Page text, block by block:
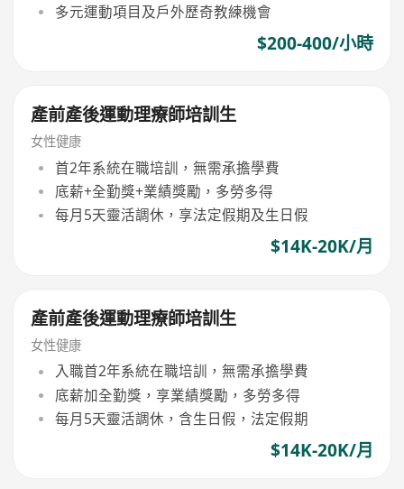
多元運動項目及戶外歷奇教練機會
$200-400/小時
產前產後運動理療師培訓生
女性健康
首2年系統在職培訓，無需承擔學費
底薪+全勤獎+業績獎勵，多勞多得
每月5天靈活調休，享法定假期及生日假
$14K-20K/月
產前產後運動理療師培訓生
女性健康
入職首2年系統在職培訓，無需承擔學費
底薪加全勤獎，享業績獎勵，多勞多得
每月5天靈活調休，含生日假，法定假期
$14K-20K/月